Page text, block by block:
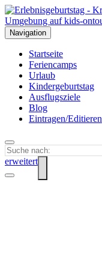
Navigation
Startseite
Feriencamps
Urlaub
Kindergeburtstag
Ausflugsziele
Blog
Eintragen/Editieren
erweitert